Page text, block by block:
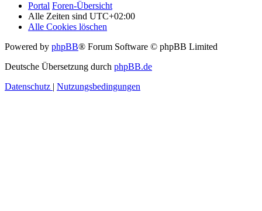
Portal Foren-Übersicht
Alle Zeiten sind UTC+02:00
Alle Cookies löschen
Powered by phpBB® Forum Software © phpBB Limited
Deutsche Übersetzung durch phpBB.de
Datenschutz | Nutzungsbedingungen